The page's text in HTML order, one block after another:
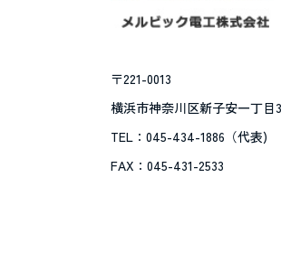
〒221-0013
横浜市神奈川区新子安一丁目
TEL：045-434-1886（代表)
FAX：045-431-2533